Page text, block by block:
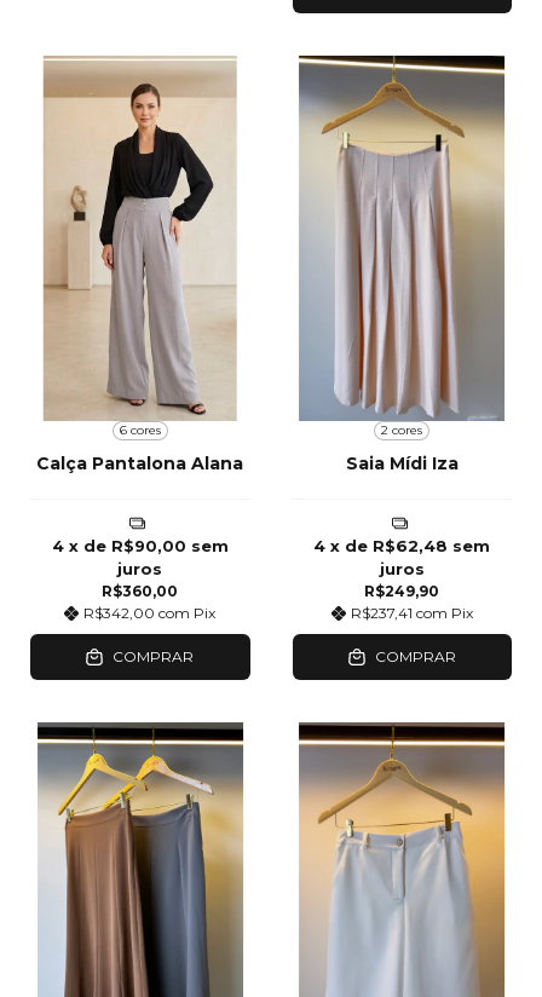
6 cores
Calça Pantalona Alana
R$360,00
R$342,00com Pix
4 x de R$90,00 sem
juros
COMPRAR
2 cores
Saia Mídi Iza
R$249,90
R$237,41 com Pix
4 x de R$62,48 sem
juros
COMPRAR